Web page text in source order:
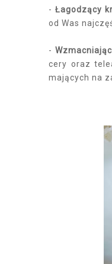
- Łagodzący
od Was
-
cery oraz
mających na